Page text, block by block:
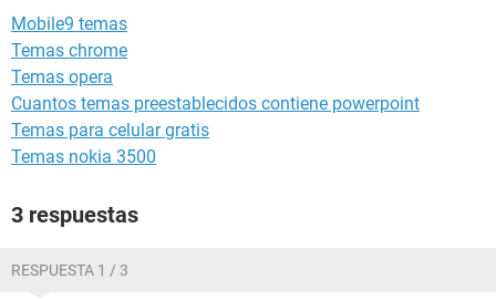
Mobile9 temas
Temas chrome
Temas opera
Cuantos temas preestablecidos contiene powerpoint
Temas para celular gratis
Temas nokia 3500
3 respuestas
RESPUESTA 1 / 3